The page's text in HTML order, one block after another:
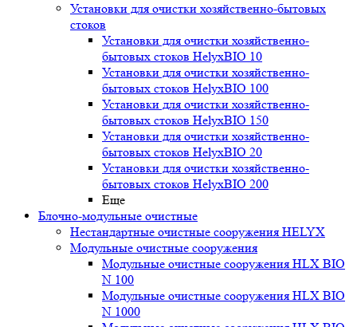
Установки для очистки хозяйственно-бытовых
стоков
Установки для очистки хозяйственно-
бытовых стоков HelyxBIO 10
Установки для очистки хозяйственно-
бытовых стоков HelyxBIO 100
Установки для очистки хозяйственно-
бытовых стоков HelyxBIO 150
Установки для очистки хозяйственно-
бытовых стоков HelyxBIO 20
Установки для очистки хозяйственно-
бытовых стоков HelyxBIO 200
Еще
Блочно-модульные очистные
Нестандартные очистные сооружения HELYX
Модульные очистные сооружения
Модульные очистные сооружения HLX BIO
N 100
Модульные очистные сооружения HLX BIO
N 1000